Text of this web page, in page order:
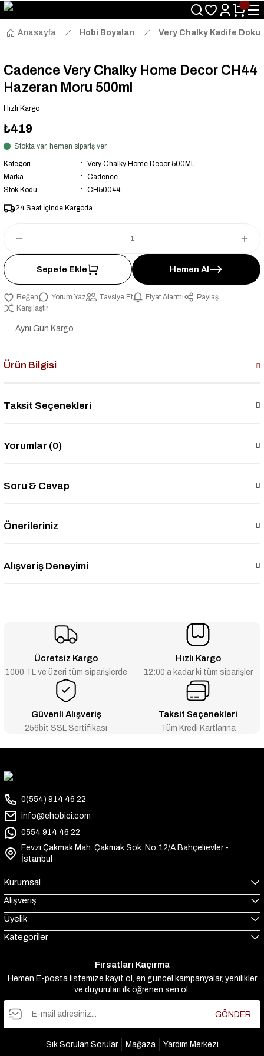
Size Özel "HG10" Kodu ile Sepette Hemen %10 İndirim Fırsatını
Kaçırmayın!
Anasayfa
Hobi Boyaları Very Chalky Kadife
Cadence Very Chalky Home Decor CH44
Hazeran Moru 500ml
Hızlı Kargo
₺419
Stokta var, hemen sipariş ver
Kategori
Very Chalky Home Decor 500ML
Marka
Cadence
Stok Kodu
CH50044
24 Saat İçinde Kargoda
Sepete Ekle Hemen Al
Yorum Yaz Tavsiye Et Fiyat Alarmı
Paylaş
Karşılaştır
Aynı Gün Kargo
Ürün Bilgisi
Taksit Seçenekleri
Yorumlar (0)
Soru & Cevap
Önerileriniz
Alışveriş Deneyimi
Ücretsiz Kargo
1000 TL ve üzeri tüm siparişlerde
Hızlı Kargo
12:00’a kadar ki tüm siparişler
Güvenli Alışveriş
256bit SSL Sertifikası
Taksit Seçenekleri
Tüm Kredi Kartlarına
0(554) 914 46 22
info@ehobici.com
0554 914 46 22
Fevzi Çakmak Mah. Çakmak Sok. No:12/A Bahçelievler -
İstanbul
Kurumsal
Alışveriş
Üyelik
Kategoriler
Fırsatları Kaçırma
Hemen E-posta listemize kayıt ol, en güncel kampanyalar, yenilikler
ve duyuruları ilk öğrenen sen ol.
GÖNDER
Sık Sorulan Sorular Mağaza Yardım Merkezi